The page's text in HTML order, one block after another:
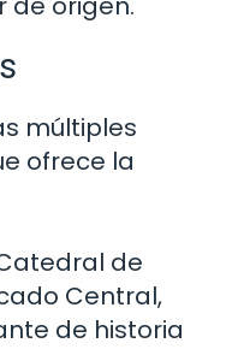
múltiples
ofrece la
de
Central,
de historia